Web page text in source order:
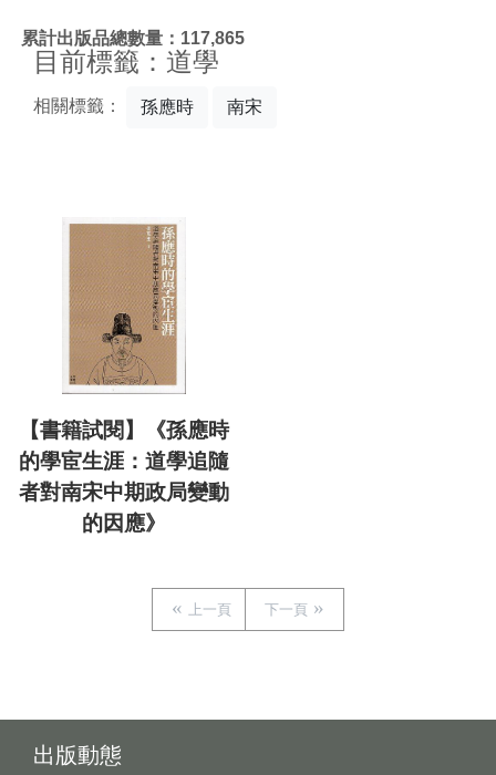
累計出版品總數量：117,865
目前標籤：道學
相關標籤： 孫應時 南宋
【書籍試閱】《孫應時
的學宦生涯：道學追隨
者對南宋中期政局變動
的因應》
上一頁 下一頁
出版動態